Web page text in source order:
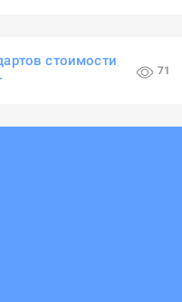
стоимости
71